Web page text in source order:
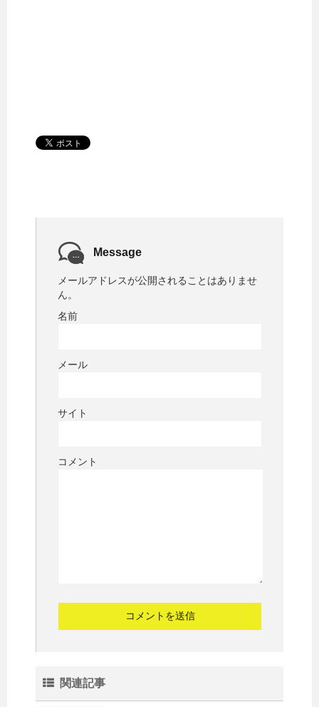
Message
メールアドレスが公開されることはありませ
ん。
名前
メール
サイト
コメント
関連記事